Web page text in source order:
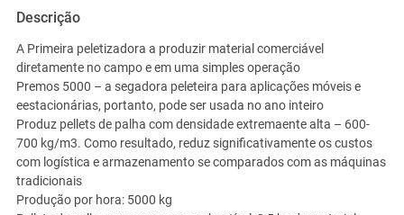
Descrição
A Primeira peletizadora a produzir material comerciável
diretamente no campo e em uma simples operação
Premos 5000 – a segadora peleteira para aplicações móveis e
eestacionárias, portanto, pode ser usada no ano inteiro
Produz pellets de palha com densidade extremaente alta – 600-
700 kg/m3. Como resultado, reduz significativamente os custos
com logística e armazenamento se comparados com as máquinas
tradicionais
Produção por hora: 5000 kg